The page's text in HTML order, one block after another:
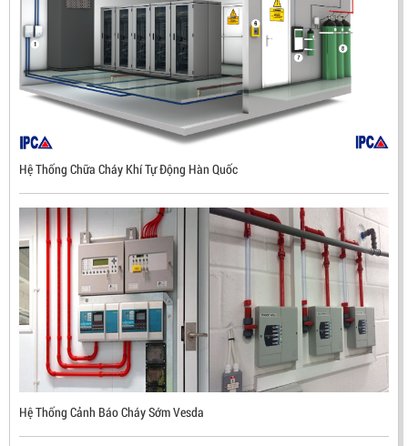
ĐẦU BÁO LỬA CHỐNG NỔ UV/IR- UX300 –
MEKASENTRON KOREA
LIÊN HỆ
Mã sản phẩm: UX300
Hệ Thống Chữa Cháy Khí Tự Động Hàn Quốc
Hệ Thống Cảnh Báo Cháy Sớm Vesda